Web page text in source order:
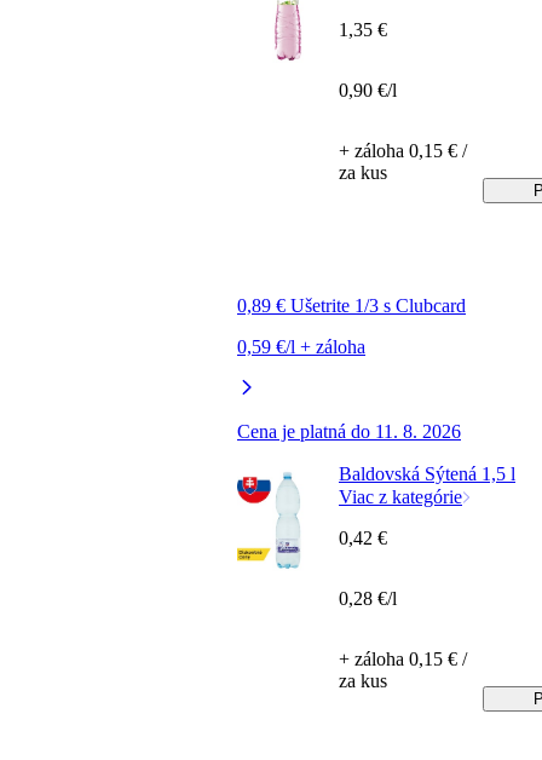
0,89 € Ušetrite 1/3 s Clubcard
0,59 €/l + záloha
Cena je platná do 11. 8. 2026
1,35 €
0,90 €/l
+ záloha 0,15 € /
za kus
Baldovská Sýtená 1,5 l
Viac z kategórie
0,42 €
0,28 €/l
+ záloha 0,15 € /
za kus